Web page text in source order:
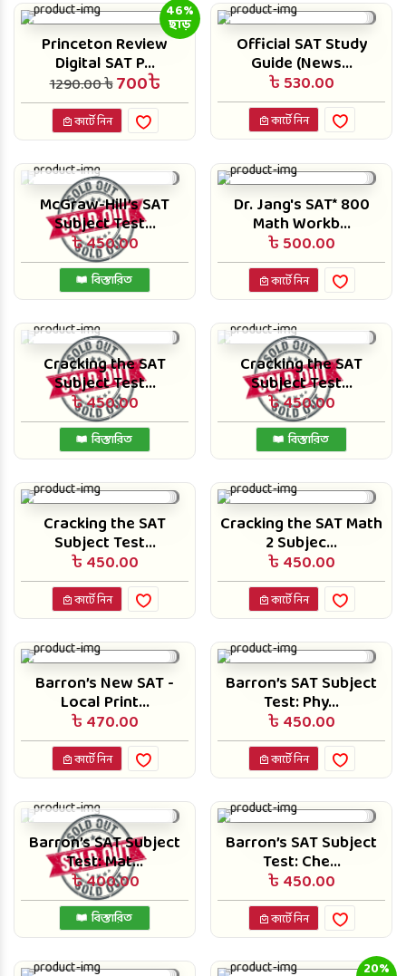
46%
ছাড়
Princeton Review
Digital SAT P...
1290.00 ৳700৳
কার্টে নিন
Official SAT Study
Guide (News...
৳ 530.00
কার্টে নিন
McGraw-Hill’s SAT
Subject Test...
৳ 450.00
বিস্তারিত
Dr. Jang's SAT* 800
Math Workb...
৳ 500.00
কার্টে নিন
Cracking the SAT
Subject Test...
৳ 450.00
বিস্তারিত
Cracking the SAT
Subject Test...
৳ 450.00
বিস্তারিত
Cracking the SAT
Subject Test...
৳ 450.00
কার্টে নিন
Cracking the SAT Math
2 Subjec...
৳ 450.00
কার্টে নিন
Barron’s New SAT -
Local Print...
৳ 470.00
কার্টে নিন
Barron’s SAT Subject
Test: Phy...
৳ 450.00
কার্টে নিন
Barron’s SAT Subject
Test: Mat...
৳ 400.00
বিস্তারিত
Barron’s SAT Subject
Test: Che...
৳ 450.00
কার্টে নিন
20%